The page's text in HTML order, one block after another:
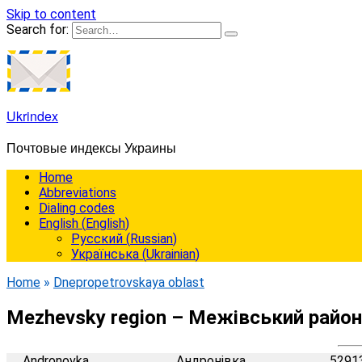
Skip to content
Search for:
Ukrindex
Почтовые индексы Украины
Home
Abbreviations
Dialing codes
English (English)
Русский (Russian)
Українська (Ukrainian)
Home » Dnepropetrovskaya oblast
Mezhevsky region – Межівський район